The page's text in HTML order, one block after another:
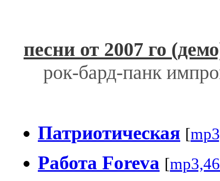
песни от 2007 го
рок-бард-панк
Патриотическая [
Работа Foreva [